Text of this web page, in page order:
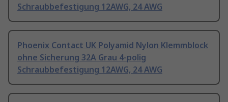
Schraubbefestigung 12AWG, 24 AWG
Phoenix Contact UK Polyamid Nylon Klemmblock
ohne Sicherung 32A Grau 4-polig
Schraubbefestigung 12AWG, 24 AWG